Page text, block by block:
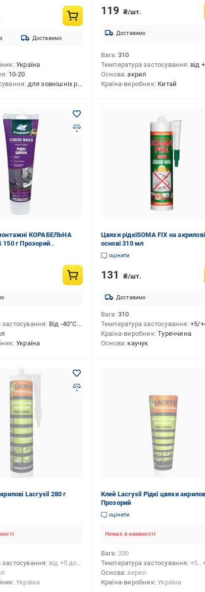
Доставимо
Україна
10-20
для зовнішніх робіт,для внутрішніх робіт
119 ₴/шт.
Доставимо
Вага 310
Температура застосування від +5 °С
Основа акрил
Країна-виробник Китай
КОРАБЕЛЬНА
150 г Прозорий
Від -40°С до +80°С.
Україна
Цвяхи рідкіSOMA FIX на
основі 310 мл
оцінити
131 ₴/шт.
Доставимо
Вага 310
Температура застосування +5/
Країна-виробник Туреччина
Основа каучук
Lacrysil 280 г
від +5 до +30
Україна
Клей Lacrysil Рідкі цвяхи
Прозорий
оцінити
Немає в наявності
Вага 200
Температура застосування
Основа акрил
Країна-виробник Україна